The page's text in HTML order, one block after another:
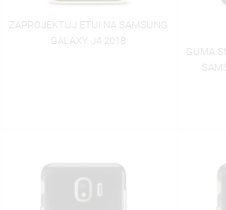
ZAPROJEKTUJ ETUI NA SAMSUNG
GALAXY J4 2018
GUMA